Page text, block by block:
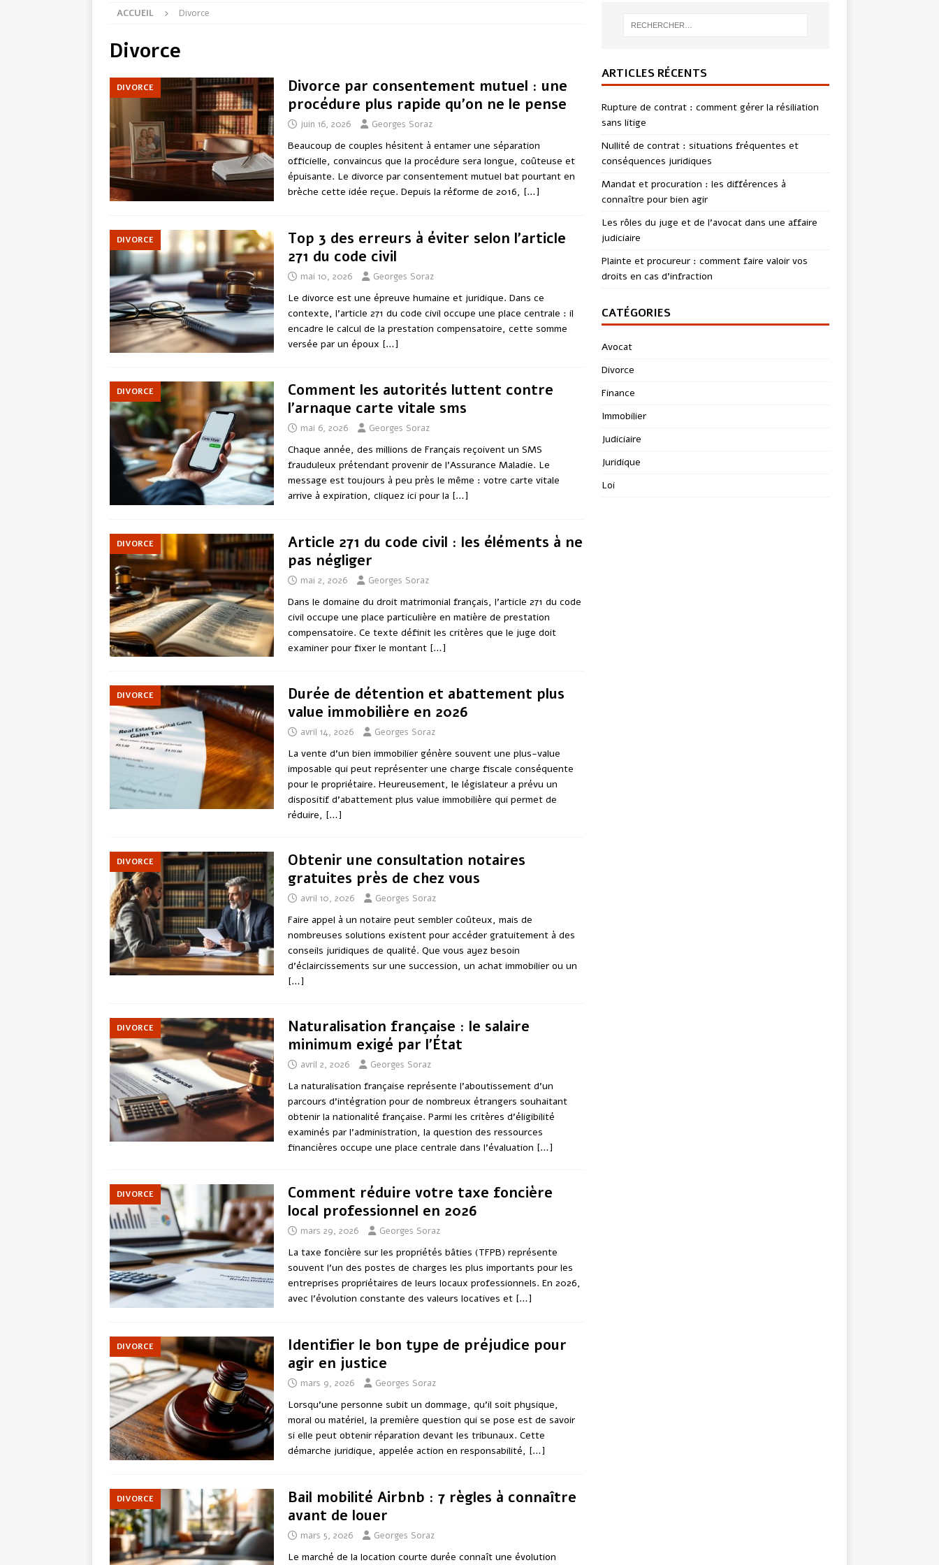
ACCUEIL Divorce
Divorce
DIVORCE
Divorce par consentement mutuel : une
procédure plus rapide qu’on ne le pense
juin 16, 2026 Georges Soraz
Beaucoup de couples hésitent à entamer une séparation
officielle, convaincus que la procédure sera longue, coûteuse et
épuisante. Le divorce par consentement mutuel bat pourtant en
brèche cette idée reçue. Depuis la réforme de 2016, […]
DIVORCE
Top 3 des erreurs à éviter selon l’article
271 du code civil
mai 10, 2026 Georges Soraz
Le divorce est une épreuve humaine et juridique. Dans ce
contexte, l’article 271 du code civil occupe une place centrale : il
encadre le calcul de la prestation compensatoire, cette somme
versée par un époux […]
DIVORCE
Comment les autorités luttent contre
l’arnaque carte vitale sms
mai 6, 2026 Georges Soraz
Chaque année, des millions de Français reçoivent un SMS
frauduleux prétendant provenir de l’Assurance Maladie. Le
message est toujours à peu près le même : votre carte vitale
arrive à expiration, cliquez ici pour la […]
DIVORCE
Article 271 du code civil : les éléments à ne
pas négliger
mai 2, 2026 Georges Soraz
Dans le domaine du droit matrimonial français, l’article 271 du code
civil occupe une place particulière en matière de prestation
compensatoire. Ce texte définit les critères que le juge doit
examiner pour fixer le montant […]
DIVORCE
Durée de détention et abattement plus
value immobilière en 2026
avril 14, 2026 Georges Soraz
La vente d’un bien immobilier génère souvent une plus-value
imposable qui peut représenter une charge fiscale conséquente
pour le propriétaire. Heureusement, le législateur a prévu un
dispositif d’abattement plus value immobilière qui permet de
réduire, […]
DIVORCE
Obtenir une consultation notaires
gratuites près de chez vous
avril 10, 2026 Georges Soraz
Faire appel à un notaire peut sembler coûteux, mais de
nombreuses solutions existent pour accéder gratuitement à des
conseils juridiques de qualité. Que vous ayez besoin
d’éclaircissements sur une succession, un achat immobilier ou un
[…]
DIVORCE
Naturalisation française : le salaire
minimum exigé par l’État
avril 2, 2026 Georges Soraz
La naturalisation française représente l’aboutissement d’un
parcours d’intégration pour de nombreux étrangers souhaitant
obtenir la nationalité française. Parmi les critères d’éligibilité
examinés par l’administration, la question des ressources
financières occupe une place centrale dans l’évaluation […]
DIVORCE
Comment réduire votre taxe foncière
local professionnel en 2026
mars 29, 2026 Georges Soraz
La taxe foncière sur les propriétés bâties (TFPB) représente
souvent l’un des postes de charges les plus importants pour les
entreprises propriétaires de leurs locaux professionnels. En 2026,
avec l’évolution constante des valeurs locatives et […]
DIVORCE
Identifier le bon type de préjudice pour
agir en justice
mars 9, 2026 Georges Soraz
Lorsqu’une personne subit un dommage, qu’il soit physique,
moral ou matériel, la première question qui se pose est de savoir
si elle peut obtenir réparation devant les tribunaux. Cette
démarche juridique, appelée action en responsabilité, […]
DIVORCE
Bail mobilité Airbnb : 7 règles à connaître
avant de louer
mars 5, 2026 Georges Soraz
Le marché de la location courte durée connaît une évolution
ARTICLES RÉCENTS
Rupture de contrat : comment gérer la résiliation
sans litige
Nullité de contrat : situations fréquentes et
conséquences juridiques
Mandat et procuration : les différences à
connaître pour bien agir
Les rôles du juge et de l’avocat dans une affaire
judiciaire
Plainte et procureur : comment faire valoir vos
droits en cas d’infraction
CATÉGORIES
Avocat
Divorce
Finance
Immobilier
Judiciaire
Juridique
Loi